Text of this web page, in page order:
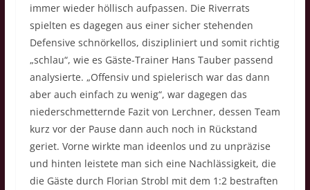
immer wieder höllisch aufpassen. Die Riverrats
spielten es dagegen aus einer sicher stehenden
Defensive schnörkellos, diszipliniert und somit richtig
„schlau“, wie es Gäste-Trainer Hans Tauber passend
analysierte. „Offensiv und spielerisch war das dann
aber auch einfach zu wenig“, war dagegen das
niederschmetternde Fazit von Lerchner, dessen Team
kurz vor der Pause dann auch noch in Rückstand
geriet. Vorne wirkte man ideenlos und zu unpräzise
und hinten leistete man sich eine Nachlässigkeit, die
die Gäste durch Florian Strobl mit dem 1:2 bestraften